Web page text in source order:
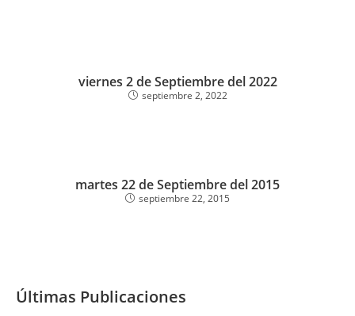
viernes 2 de Septiembre del 2022
septiembre 2, 2022
martes 22 de Septiembre del 2015
septiembre 22, 2015
Últimas Publicaciones